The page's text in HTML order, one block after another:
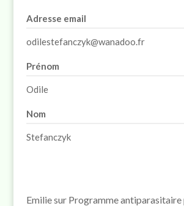
Adresse email
odilestefanczyk@wanadoo.fr
Prénom
Odile
Nom
Stefanczyk
Emiliesur Programme antiparasitaire